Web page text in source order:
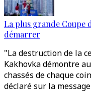
La plus grande Coupe
démarrer
"La destruction de la
Kakhovka démontre
chassés de chaque
déclaré sur la